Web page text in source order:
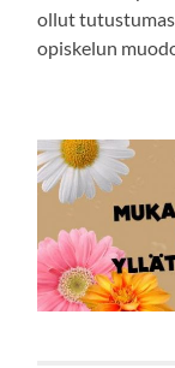
ollut
opiskelun